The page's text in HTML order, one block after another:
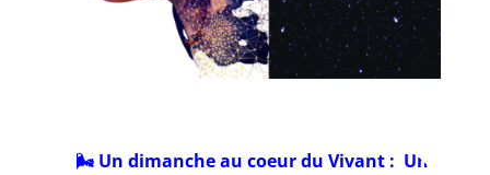
🌬️ Un dimanche au coeur du Vivant : Un